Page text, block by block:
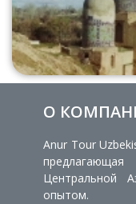
О
Anur Tour
Центральной
опытом.